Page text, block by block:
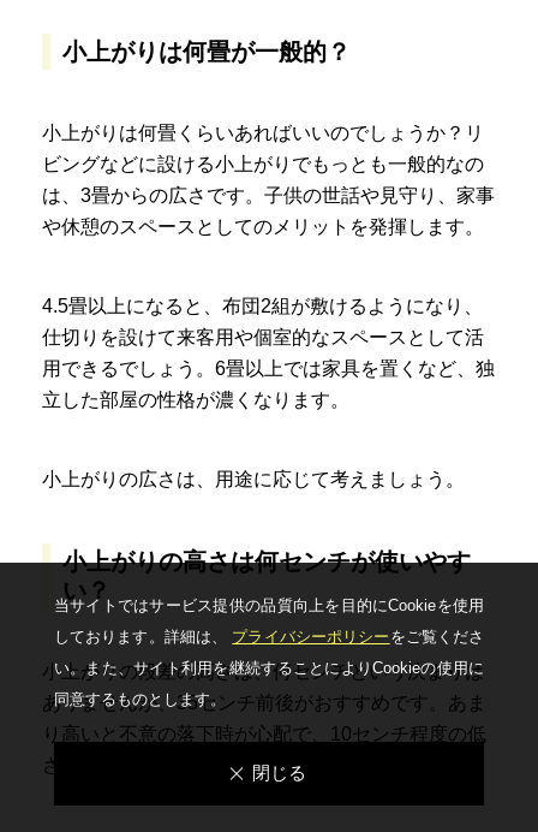
小上がりは何畳が一般的？
小上がりは何畳くらいあればいいのでしょうか？リ
ビングなどに設ける小上がりでもっとも一般的なの
は、3畳からの広さです。子供の世話や見守り、家事
や休憩のスペースとしてのメリットを発揮します。
4.5畳以上になると、布団2組が敷けるようになり、
仕切りを設けて来客用や個室的なスペースとして活
用できるでしょう。6畳以上では家具を置くなど、独
立した部屋の性格が濃くなります。
小上がりの広さは、用途に応じて考えましょう。
小上がりの高さは何センチが使いやす
い？
小上がりの段差の高さは、何センチという決まりは
ありませんが、35センチ前後がおすすめです。あま
り高いと不意の落下時が心配で、10センチ程度の低
さでは、つまずくリスクが高くなります。
当サイトではサービス提供の品質向上を⽬的にCookieを使⽤
しております。詳細は、 プライバシーポリシー をご覧くださ
い。また、サイト利⽤を継続することによりCookieの使⽤に
同意するものとします。
閉じる